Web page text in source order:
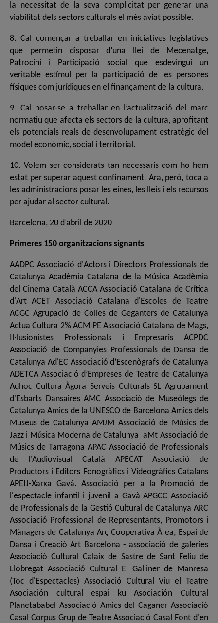
la necessitat de la seva complicitat per generar una
viabilitat dels sectors culturals el més aviat possible.
8. Cal començar a treballar en iniciatives legislatives
que permetin disposar d’una llei de Mecenatge,
Patrocini i Participació social que esdevingui un
veritable estímul per la participació de les persones
físiques com jurídiques en el finançament de la cultura.
9. Cal posar-se a treballar en l’actualització del marc
normatiu que afecta els sectors de la cultura, aprofitant
els potencials reals de desenvolupament estratègic del
model econòmic, social i territorial.
10. Volem ser considerats tan necessaris com ho hem
estat per superar aquest confinament. Ara, però, toca a
les administracions posar les eines, les lleis i els recursos
per ajudar al sector cultural.
Barcelona, 20 d’abril de 2020
Primeres 150 organitzacions signants
AADPC Associació d'Actors i Directors Professionals de
Catalunya Acadèmia Catalana de la Música Acadèmia
del Cinema Català ACCA Associació Catalana de Crítica
d'Art ACET Associació Catalana d'Escoles de Teatre
ACGC Agrupació de Colles de Geganters de Catalunya
Actua Cultura 2% ACMIPE Associació Catalana de Mags,
Il·lusionistes Professionals i Empresaris ACPDC
Associació de Companyies Professionals de Dansa de
Catalunya Ad'EC Associació d’Escenògrafs de Catalunya
ADETCA Associació d’Empreses de Teatre de Catalunya
Adhoc Cultura Àgora Serveis Culturals SL Agrupament
d'Esbarts Dansaires AMC Associació de Museòlegs de
Catalunya Amics de la UNESCO de Barcelona Amics dels
Museus de Catalunya AMJM Associació de Músics de
Jazz i Música Moderna de Catalunya aMt Associació de
Músics de Tarragona APAC Associació de Professionals
de l'Audiovisual Català APECAT Associació de
Productors i Editors Fonogràfics i Videogràfics Catalans
APEIJ-Xarxa Gavà. Associació per a la Promoció de
l'espectacle infantil i juvenil a Gavà APGCC Associació
de Professionals de la Gestió Cultural de Catalunya ARC
Associació Professional de Representants, Promotors i
Mànagers de Catalunya Arç Cooperativa Àrea, Espai de
Dansa i Creació Art Barcelona - associació de galeries
Associació Cultural Calaix de Sastre de Sant Feliu de
Llobregat Associació Cultural El Galliner de Manresa
(Toc d'Espectacles) Associació Cultural Viu el Teatre
Asociación cultural espai ku Asociación Cultural
Planetababel Associació Amics del Caganer Associació
Casal Corpus Grup de Teatre Associació Casal Font d'en